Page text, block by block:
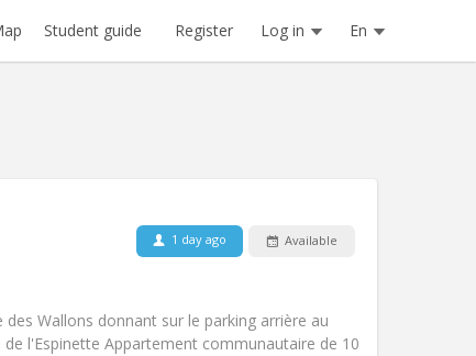
Student guide Register Log in En
1 day ago Available
des Wallons donnant sur le parking arrière au
l'Espinette Appartement communautaire de 10
Atmosphere:Community, studious